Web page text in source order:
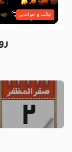
جالب و خواندنی